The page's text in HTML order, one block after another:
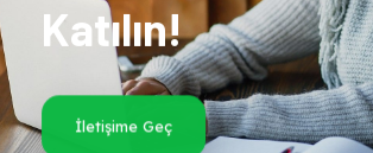
Katılın!
İletişime Geç